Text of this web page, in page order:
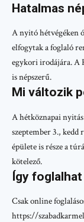
Hatalmas
A nyitó hétvégéken
elfogytak a foglaló
egykori irodájára. A
is népszerű.
Mi változik
A hétköznapai
szeptember 3.,
épülete is része a
kötelező.
Így
Csak online
https://